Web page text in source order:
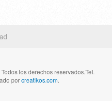
los derechos reservados.Tel.
porcreatikos.com.